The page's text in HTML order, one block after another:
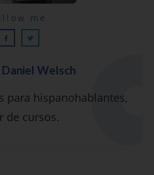
email...
2 o 3 lecciones
además de la guía
al hablar inglés (y
Daniel Welsch
para hispanohablantes,
de cursos.
me